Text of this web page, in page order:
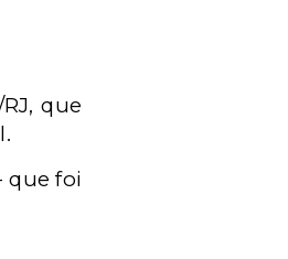
que
que foi